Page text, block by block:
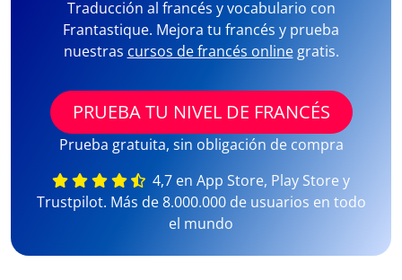
Traducción al francés y vocabulario con
Frantastique. Mejora tu francés y prueba
nuestras cursos de francés onlinegratis.
PRUEBA TU NIVEL DE FRANCÉS
Prueba gratuita, sin obligación de compra
4,7 en App Store, Play Store y
Trustpilot. Más de 8.000.000 de usuarios en todo
el mundo